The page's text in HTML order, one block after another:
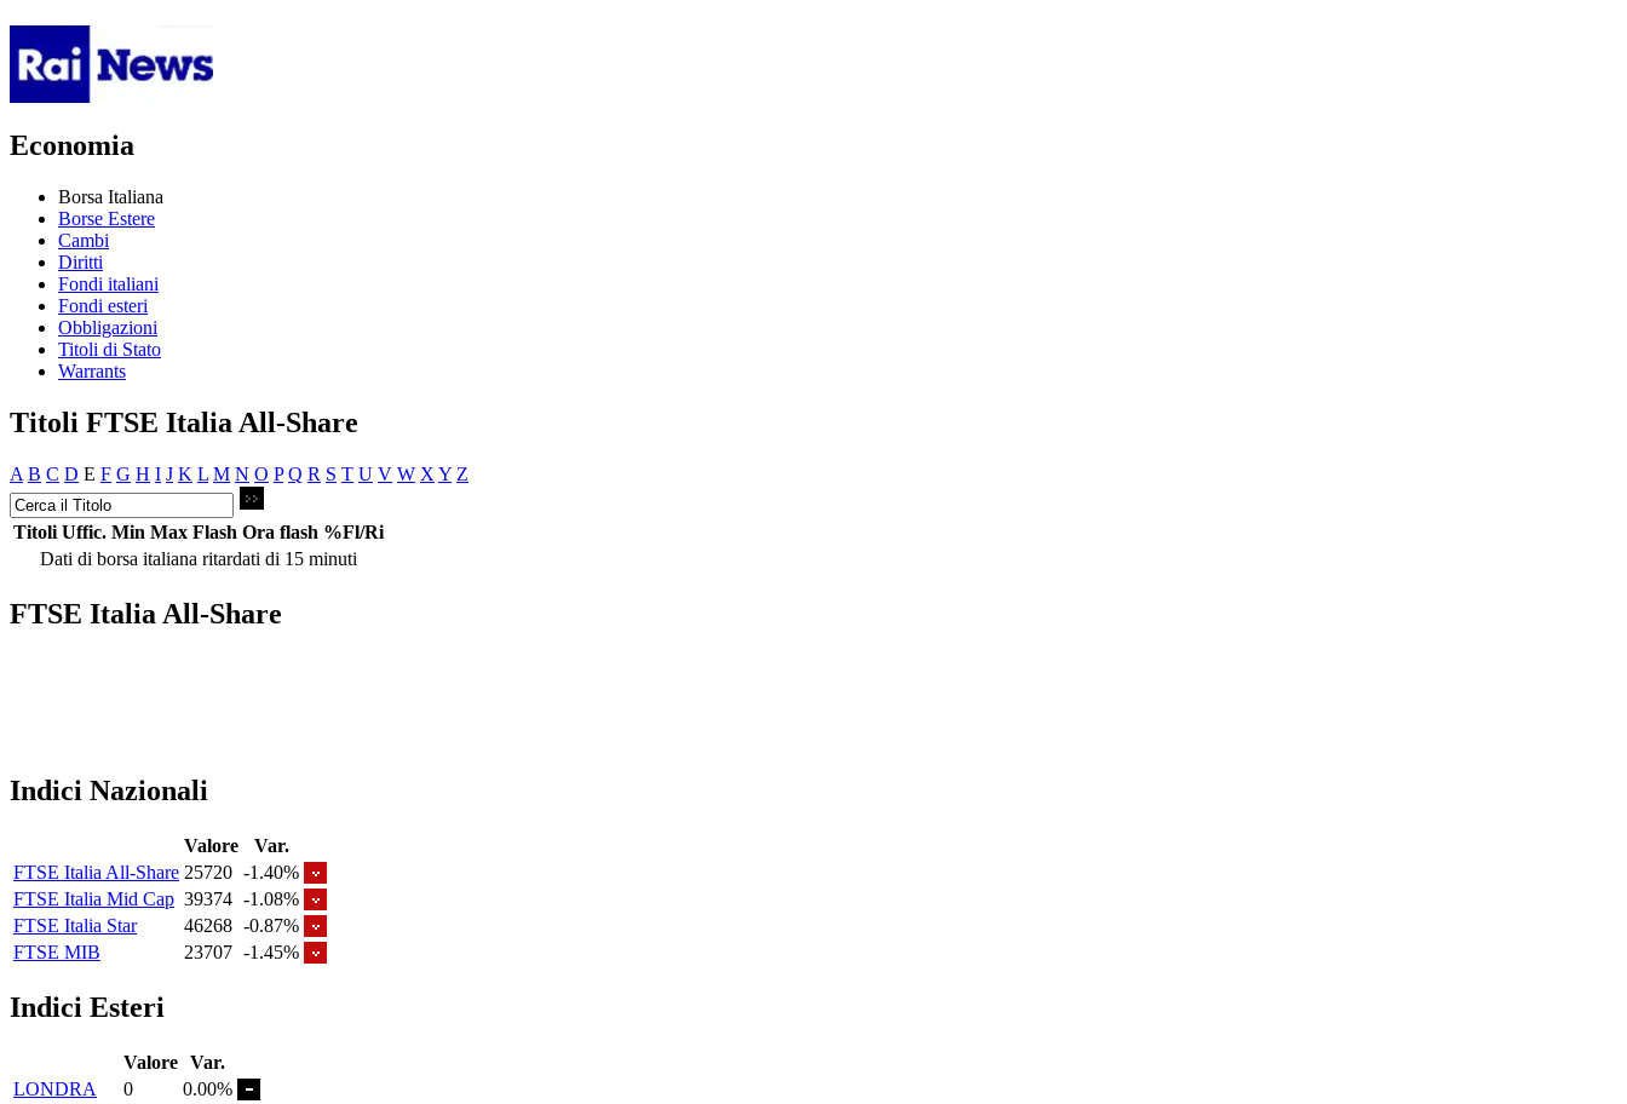
Economia
Borsa Italiana
Borse Estere
Cambi
Diritti
Fondi italiani
Fondi esteri
Obbligazioni
Titoli di Stato
Warrants
Titoli FTSE Italia All-Share
A B C D E F G H I J K L M N O P Q R S T U V W X Y Z
Titoli Uffic. Min Max Flash Ora flash %Fl/Ri
Dati di borsa italiana ritardati di 15 minuti
FTSE Italia All-Share
Indici Nazionali
Valore
Var.
FTSE Italia All-Share 25720 -1.40%
FTSE Italia Mid Cap 39374 -1.08%
FTSE Italia Star
46268 -0.87%
FTSE MIB
23707 -1.45%
Indici Esteri
Valore Var.
LONDRA
0
0.00%